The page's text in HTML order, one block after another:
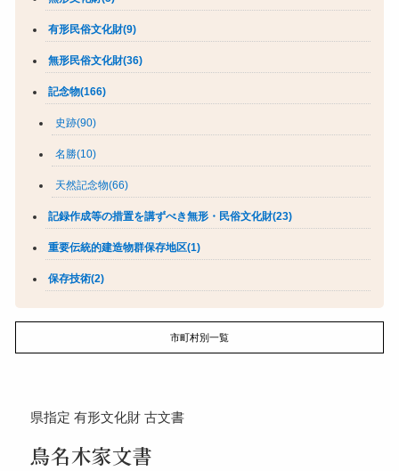
有形民俗文化財(9)
無形民俗文化財(36)
記念物(166)
史跡(90)
名勝(10)
天然記念物(66)
記録作成等の措置を講ずべき無形・民俗文化財(23)
重要伝統的建造物群保存地区(1)
保存技術(2)
市町村別一覧
県指定 有形文化財 古文書
鳥名木家文書